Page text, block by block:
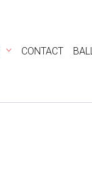
CONTACT